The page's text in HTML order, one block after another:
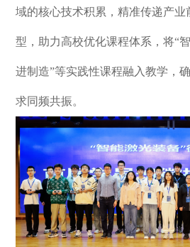
域的核心技术积累，精准传递产业
型，助力高校优化课程体系，将“
进制造”等实践性课程融入教学，
求同频共振。